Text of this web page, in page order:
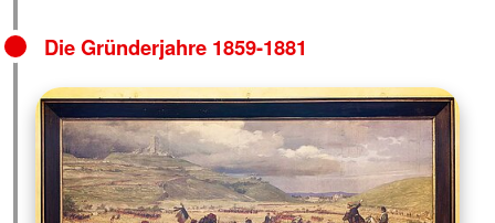
Die Gründerjahre 1859-1881